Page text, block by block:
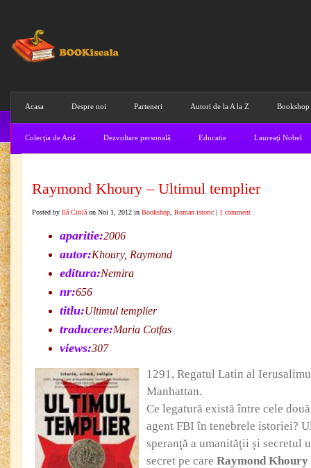
Acasa Despre noi Parteneri Autori de la A la Z Bookshop
Colecţia de Artă Dezvoltare personală Educatie Laureaţi Nobel
Raymond Khoury – Ultimul templier
Posted by Ilă Citilă on Noi 1, 2012 in Bookshop Roman istoric | 1 comment
aparitie:2006
autor:Khoury, Raymond
editura:Nemira
nr:656
titlu:Ultimul templier
traducere:Maria Cotfas
views:307
1291, Regatul Latin al
Manhattan.
Ce legatură există între cele
agent FBI în tenebrele istoriei?
speranţă a umanităţii şi secretul
secret pe care Raymond Khoury